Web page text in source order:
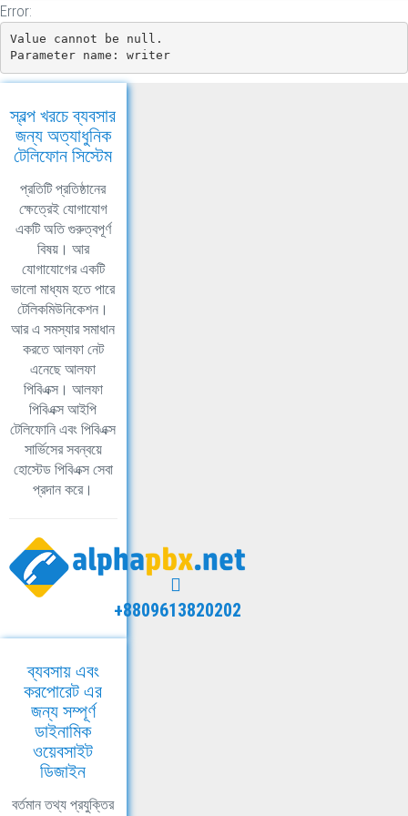
Error:
Value cannot be null.
Parameter name: writer
স্বল্প খরচে ব্যবসার
জন্য অত্যাধুনিক
টেলিফোন সিস্টেম
প্রতিটি প্রতিষ্ঠানের
ক্ষেত্রেই যোগাযোগ
একটি অতি গুরুত্বপূর্ণ
বিষয়। আর
যোগাযোগের একটি
ভালো মাধ্যম হতে পারে
টেলিকমিউনিকেশন।
আর এ সমস্যার সমাধান
করতে আলফা নেট
এনেছে আলফা
পিবিএক্স। আলফা
পিবিএক্স আইপি
টেলিফোনি এবং পিবিএক্স
সার্ভিসের সবন্বয়ে
হোস্টেড পিবিএক্স সেবা
প্রদান করে।
+8809613820202
ব্যবসায় এবং
করপোরেট এর
জন্য সম্পূর্ণ
ডাইনামিক
ওয়েবসাইট
ডিজাইন
বর্তমান তথ্য প্রযুক্তির